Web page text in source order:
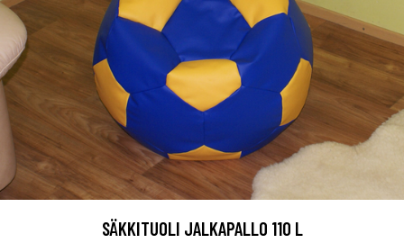
SÄKKITUOLI JALKAPALLO 110 L